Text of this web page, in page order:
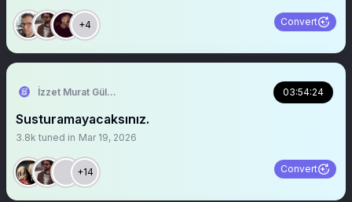
+4 Convert
İzzet Murat Güler 03:54:24
Susturamayacaksınız.
3.8k tuned in Mar 19, 2026
+14 Convert